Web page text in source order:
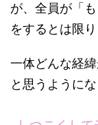
が、全員が「
をするとは限り
一体どんな経
と思うように